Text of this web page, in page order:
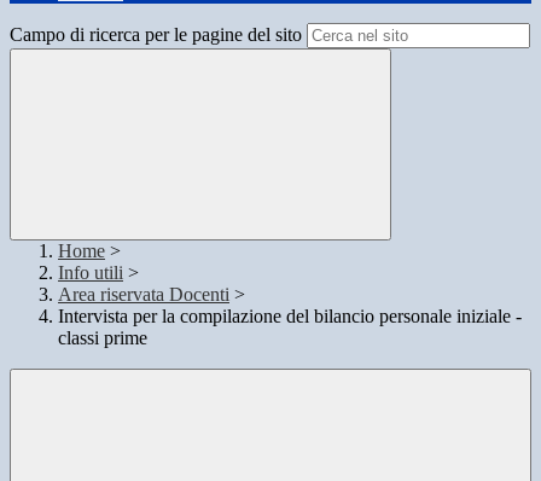
Campo di ricerca per le pagine del sito
Home >
Info utili >
Area riservata Docenti >
Intervista per la compilazione del bilancio personale iniziale -
classi prime